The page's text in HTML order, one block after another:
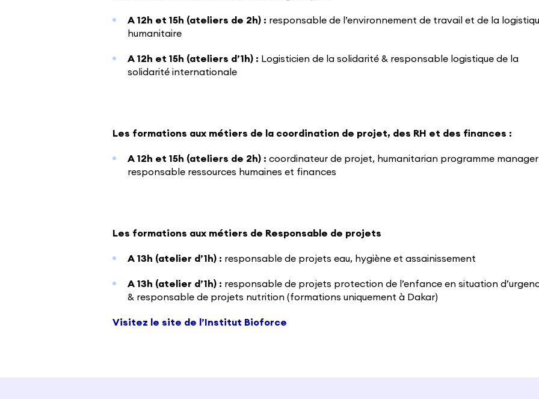
A 12h et 15h (ateliers de 2h) : responsable de l’environnement de travail et de la
humanitaire
A 12h et 15h (ateliers d’1h) : Logisticien de la solidarité & responsable logistique de la
solidarité internationale
Les formations aux métiers de la coordination de projet, des RH et des finances :
A 12h et 15h (ateliers de 2h) : coordinateur de projet, humanitarian programme
responsable ressources humaines et finances
Les formations aux métiers de Responsable de projets
A 13h (atelier d’1h) : responsable de projets eau, hygiène et assainissement
A 13h (atelier d’1h) : responsable de projets protection de l’enfance en situation
& responsable de projets nutrition (formations uniquement à Dakar)
Visitez le site de l’Institut Bioforce